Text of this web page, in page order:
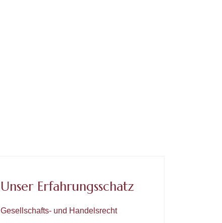
Unser Erfahrungsschatz
Gesellschafts- und Handelsrecht